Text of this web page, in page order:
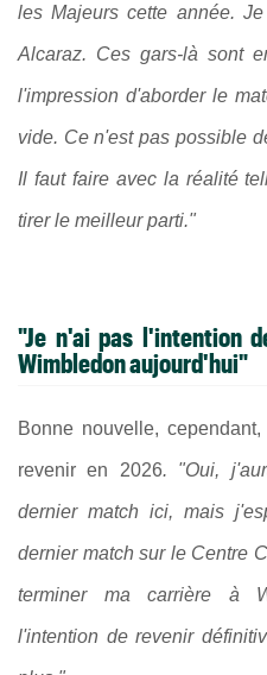
les Majeurs cette année.
Alcaraz. Ces gars-là sont
l'impression d'aborder le
vide. Ce n'est pas possible
Il faut faire avec la réalité
tirer le meilleur parti."
"Je n'ai pas l'intention
Wimbledon aujourd'hui"
Bonne nouvelle,
revenir en 2026. "Oui,
dernier match ici, mais
dernier match sur le Centre
terminer ma carrière à
l'intention de revenir